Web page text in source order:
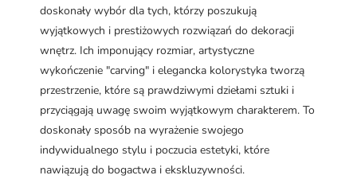
doskonały wybór dla tych, którzy poszukują
wyjątkowych i prestiżowych rozwiązań do dekoracji
wnętrz. Ich imponujący rozmiar, artystyczne
wykończenie "carving" i elegancka kolorystyka tworzą
przestrzenie, które są prawdziwymi dziełami sztuki i
przyciągają uwagę swoim wyjątkowym charakterem. To
doskonały sposób na wyrażenie swojego
indywidualnego stylu i poczucia estetyki, które
nawiązują do bogactwa i ekskluzywności.